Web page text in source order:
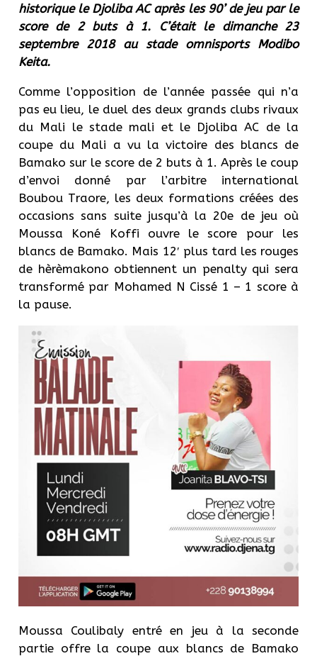
historique le Djoliba AC après les 90’ de jeu par le
score de 2 buts à 1. C’était le dimanche 23
septembre 2018 au stade omnisports Modibo
Keita.
Comme l’opposition de l’année passée qui n’a
pas eu lieu, le duel des deux grands clubs rivaux
du Mali le stade mali et le Djoliba AC de la
coupe du Mali a vu la victoire des blancs de
Bamako sur le score de 2 buts à 1. Après le coup
d’envoi donné par l’arbitre international
Boubou Traore, les deux formations créées des
occasions sans suite jusqu’à la 20e de jeu où
Moussa Koné Koffi ouvre le score pour les
blancs de Bamako. Mais 12′ plus tard les rouges
de hèrèmakono obtiennent un penalty qui sera
transformé par Mohamed N Cissé 1 – 1 score à
la pause.
Moussa Coulibaly entré en jeu à la seconde
partie offre la coupe aux blancs de Bamako